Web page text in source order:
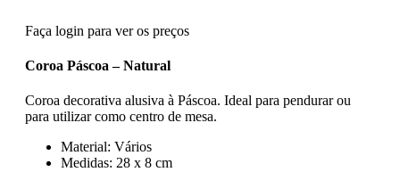
Faça login para ver os preços
Coroa Páscoa – Natural
Coroa decorativa alusiva à Páscoa. Ideal para pendurar ou
para utilizar como centro de mesa.
Material: Vários
Medidas: 28 x 8 cm